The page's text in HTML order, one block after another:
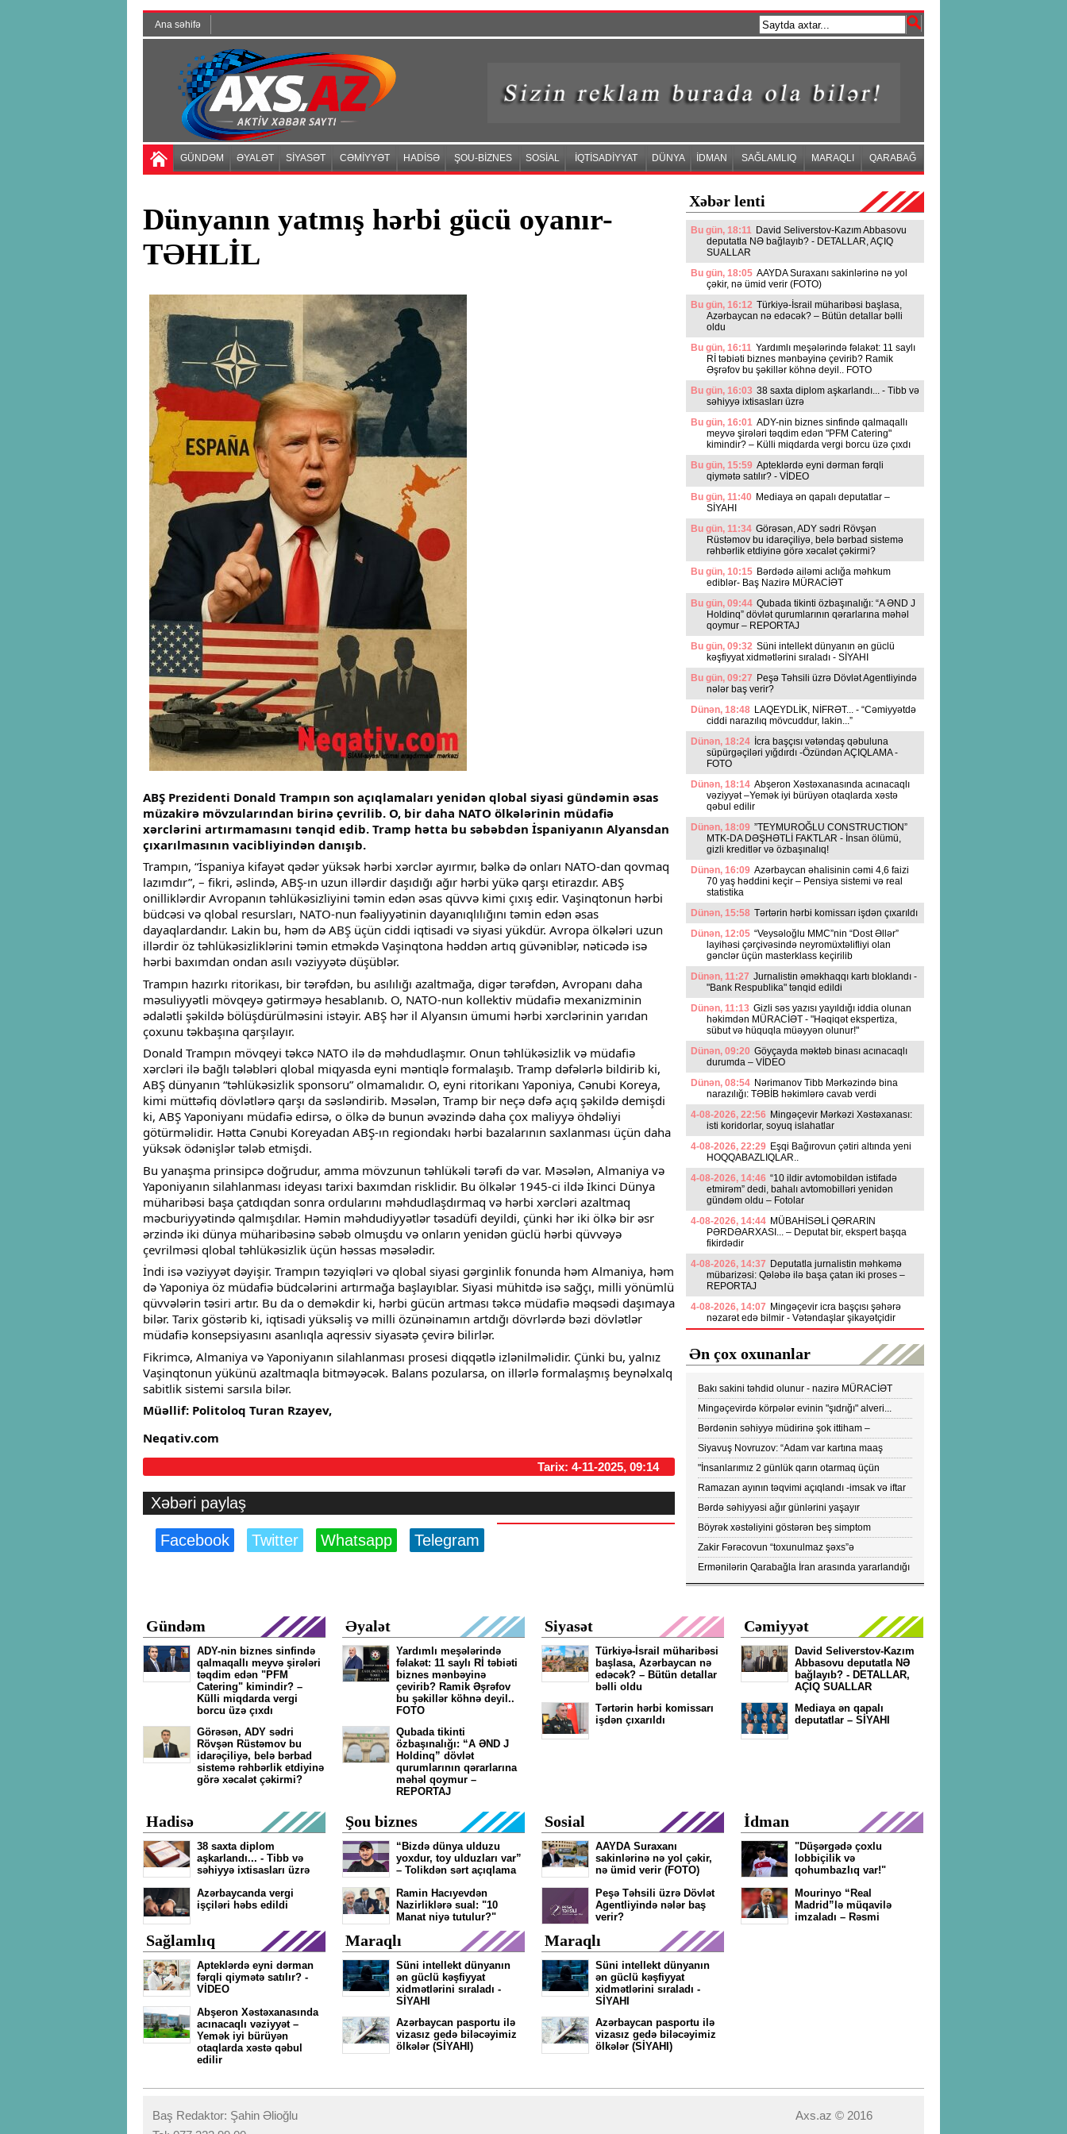
Ana səhifə
GÜNDƏM ƏYALƏT SİYASƏT CƏMİYYƏT HADİSƏ ŞOU-BİZNES SOSİAL İQTİSADİYYAT DÜNYA İDMAN SAĞLAMLIQ MARAQLI QARABAĞ
Dünyanın yatmış hərbi gücü oyanır-
TƏHLİL
ABŞ Prezidenti Donald Trampın son açıqlamaları yenidən qlobal siyasi gündəmin əsas
müzakirə mövzularından birinə çevrilib. O, bir daha NATO ölkələrinin müdafiə
xərclərini artırmamasını tənqid edib. Tramp hətta bu səbəbdən İspaniyanın Alyansdan
çıxarılmasının vacibliyindən danışıb.
Trampın, “İspaniya kifayət qədər yüksək hərbi xərclər ayırmır, bəlkə də onları NATO-dan qovmaq
lazımdır”, – fikri, əslində, ABŞ-ın uzun illərdir daşıdığı ağır hərbi yükə qarşı etirazdır. ABŞ
onilliklərdir Avropanın təhlükəsizliyini təmin edən əsas qüvvə kimi çıxış edir. Vaşinqtonun hərbi
büdcəsi və qlobal resursları, NATO-nun fəaliyyətinin dayanıqlılığını təmin edən əsas
dayaqlardandır. Lakin bu, həm də ABŞ üçün ciddi iqtisadi və siyasi yükdür. Avropa ölkələri uzun
illərdir öz təhlükəsizliklərini təmin etməkdə Vaşinqtona həddən artıq güvəniblər, nəticədə isə
hərbi baxımdan ondan asılı vəziyyətə düşüblər.
Trampın hazırkı ritorikası, bir tərəfdən, bu asılılığı azaltmağa, digər tərəfdən, Avropanı daha
məsuliyyətli mövqeyə gətirməyə hesablanıb. O, NATO-nun kollektiv müdafiə mexanizminin
ədalətli şəkildə bölüşdürülməsini istəyir. ABŞ hər il Alyansın ümumi hərbi xərclərinin yarıdan
çoxunu təkbaşına qarşılayır.
Donald Trampın mövqeyi təkcə NATO ilə də məhdudlaşmır. Onun təhlükəsizlik və müdafiə
xərcləri ilə bağlı tələbləri qlobal miqyasda eyni məntiqlə formalaşıb. Tramp dəfələrlə bildirib ki,
ABŞ dünyanın “təhlükəsizlik sponsoru” olmamalıdır. O, eyni ritorikanı Yaponiya, Cənubi Koreya,
kimi müttəfiq dövlətlərə qarşı da səsləndirib. Məsələn, Tramp bir neçə dəfə açıq şəkildə demişdi
ki, ABŞ Yaponiyanı müdafiə edirsə, o ölkə də bunun əvəzində daha çox maliyyə öhdəliyi
götürməlidir. Hətta Cənubi Koreyadan ABŞ-ın regiondakı hərbi bazalarının saxlanması üçün daha
yüksək ödənişlər tələb etmişdi.
Bu yanaşma prinsipcə doğrudur, amma mövzunun təhlükəli tərəfi də var. Məsələn, Almaniya və
Yaponiyanın silahlanması ideyası tarixi baxımdan risklidir. Bu ölkələr 1945-ci ildə İkinci Dünya
müharibəsi başa çatdıqdan sonra ordularını məhdudlaşdırmaq və hərbi xərcləri azaltmaq
məcburiyyətində qalmışdılar. Həmin məhdudiyyətlər təsadüfi deyildi, çünki hər iki ölkə bir əsr
ərzində iki dünya müharibəsinə səbəb olmuşdu və onların yenidən güclü hərbi qüvvəyə
çevrilməsi qlobal təhlükəsizlik üçün həssas məsələdir.
İndi isə vəziyyət dəyişir. Trampın təzyiqləri və qlobal siyasi gərginlik fonunda həm Almaniya, həm
də Yaponiya öz müdafiə büdcələrini artırmağa başlayıblar. Siyasi mühitdə isə sağçı, milli yönümlü
qüvvələrin təsiri artır. Bu da o deməkdir ki, hərbi gücün artması təkcə müdafiə məqsədi daşımaya
bilər. Tarix göstərib ki, iqtisadi yüksəliş və milli özünəinamın artdığı dövrlərdə bəzi dövlətlər
müdafiə konsepsiyasını asanlıqla aqressiv siyasətə çevirə bilirlər.
Fikrimcə, Almaniya və Yaponiyanın silahlanması prosesi diqqətlə izlənilməlidir. Çünki bu, yalnız
Vaşinqtonun yükünü azaltmaqla bitməyəcək. Balans pozularsa, on illərlə formalaşmış beynəlxalq
sabitlik sistemi sarsıla bilər.
Müəllif: Politoloq Turan Rzayev,
Neqativ.com
Tarix: 4-11-2025, 09:14
Xəbəri paylaş
Facebook Twitter Whatsapp Telegram
Xəbər lenti
Bu gün, 18:11 David Seliverstov-Kazım Abbasovu
deputatla NƏ bağlayıb? - DETALLAR, AÇIQ
SUALLAR
Bu gün, 18:05 AAYDA Suraxanı sakinlərinə nə yol
çəkir, nə ümid verir (FOTO)
Bu gün, 16:12 Türkiyə-İsrail müharibəsi başlasa,
Azərbaycan nə edəcək? – Bütün detallar bəlli
oldu
Bu gün, 16:11 Yardımlı meşələrində fəlakət: 11 saylı
Rİ təbiəti biznes mənbəyinə çevirib? Ramik
Əşrəfov bu şəkillər köhnə deyil.. FOTO
Bu gün, 16:03 38 saxta diplom aşkarlandı... - Tibb və
səhiyyə ixtisasları üzrə
Bu gün, 16:01 ADY-nin biznes sinfində qalmaqallı
meyvə şirələri təqdim edən "PFM Catering"
kimindir? – Külli miqdarda vergi borcu üzə çıxdı
Bu gün, 15:59 Apteklərdə eyni dərman fərqli
qiymətə satılır? - VİDEO
Bu gün, 11:40 Mediaya ən qapalı deputatlar –
SİYAHI
Bu gün, 11:34 Görəsən, ADY sədri Rövşən
Rüstəmov bu idarəçiliyə, belə bərbad sistemə
rəhbərlik etdiyinə görə xəcalət çəkirmi?
Bu gün, 10:15 Bərdədə ailəmi aclığa məhkum
ediblər- Baş Nazirə MÜRACİƏT
Bu gün, 09:44 Qubada tikinti özbaşınalığı: “A ƏND J
Holdinq” dövlət qurumlarının qərarlarına məhəl
qoymur – REPORTAJ
Bu gün, 09:32 Süni intellekt dünyanın ən güclü
kəşfiyyat xidmətlərini sıraladı - SİYAHI
Bu gün, 09:27 Peşə Təhsili üzrə Dövlət Agentliyində
nələr baş verir?
Dünən, 18:48 LAQEYDLİK, NİFRƏT... - “Cəmiyyətdə
ciddi narazılıq mövcuddur, lakin...”
Dünən, 18:24 İcra başçısı vətəndaş qəbuluna
süpürgəçiləri yığdırdı -Özündən AÇIQLAMA -
FOTO
Dünən, 18:14 Abşeron Xəstəxanasında acınacaqlı
vəziyyət –Yemək iyi bürüyən otaqlarda xəstə
qəbul edilir
Dünən, 18:09 ”TEYMUROĞLU CONSTRUCTION”
MTK-DA DƏŞHƏTLİ FAKTLAR - İnsan ölümü,
gizli kreditlər və özbaşınalıq!
Dünən, 16:09 Azərbaycan əhalisinin cəmi 4,6 faizi
70 yaş həddini keçir – Pensiya sistemi və real
statistika
Dünən, 15:58 Tərtərin hərbi komissarı işdən çıxarıldı
Dünən, 12:05 “Veysəloğlu MMC”nin “Dost Əllər”
layihəsi çərçivəsində neyromüxtəlifliyi olan
gənclər üçün masterklass keçirilib
Dünən, 11:27 Jurnalistin əməkhaqqı kartı bloklandı -
"Bank Respublika" tənqid edildi
Dünən, 11:13 Gizli səs yazısı yayıldığı iddia olunan
həkimdən MÜRACİƏT - "Həqiqət ekspertiza,
sübut və hüquqla müəyyən olunur!"
Dünən, 09:20 Göyçayda məktəb binası acınacaqlı
durumda – VİDEO
Dünən, 08:54 Nərimanov Tibb Mərkəzində bina
narazılığı: TƏBİB həkimlərə cavab verdi
4-08-2026, 22:56 Mingəçevir Mərkəzi Xəstəxanası:
isti koridorlar, soyuq islahatlar
4-08-2026, 22:29 Eşqi Bağırovun çətiri altında yeni
HOQQABAZLIQLAR..
4-08-2026, 14:46 “10 ildir avtomobildən istifadə
etmirəm” dedi, bahalı avtomobilləri yenidən
gündəm oldu – Fotolar
4-08-2026, 14:44 MÜBAHİSƏLİ QƏRARIN
PƏRDƏARXASI... – Deputat bir, ekspert başqa
fikirdədir
4-08-2026, 14:37 Deputatla jurnalistin məhkəmə
mübarizəsi: Qələbə ilə başa çatan iki proses –
REPORTAJ
4-08-2026, 14:07 Mingəçevir icra başçısı şəhərə
nəzarət edə bilmir - Vətəndaşlar şikayətçidir
Ən çox oxunanlar
Bakı sakini təhdid olunur - nazirə MÜRACİƏT
edildi
Mingəçevirdə körpələr evinin "şıdrığı" alveri...
VİDEO
Bərdənin səhiyyə müdirinə şok ittiham –
Koronavirusun yayılmasına səbəb olur-VİDEO
Siyavuş Novruzov: “Adam var kartına maaş
yüklənən kimi bankomatı qaçır ki, pulu çıxartsın”
"İnsanlarımız 2 günlük qarın otarmaq üçün
rayonlara axışırlar" - Fazil Mustafa
Ramazan ayının təqvimi açıqlandı -imsak və iftar
vaxtları
Bərdə səhiyyəsi ağır günlərini yaşayır
Böyrək xəstəliyini göstərən beş simptom
açıqlandı: DİQQƏTLƏ OXUYUN!
Zakir Fərəcovun “toxunulmaz şəxs”ə
çevrilməsinin kökündə nələr durub?- ŞOK
FAKTLAR/FOTOLAR
Ermənilərin Qarabağla İran arasında yararlandığı
Gündəm
ADY-nin biznes sinfində
qalmaqallı meyvə şirələri
təqdim edən "PFM
Catering" kimindir? –
Külli miqdarda vergi
borcu üzə çıxdı
Görəsən, ADY sədri
Rövşən Rüstəmov bu
idarəçiliyə, belə bərbad
sistemə rəhbərlik etdiyinə
görə xəcalət çəkirmi?
Əyalət
Yardımlı meşələrində
fəlakət: 11 saylı Rİ təbiəti
biznes mənbəyinə
çevirib? Ramik Əşrəfov
bu şəkillər köhnə deyil..
FOTO
Qubada tikinti
özbaşınalığı: “A ƏND J
Holdinq” dövlət
qurumlarının qərarlarına
məhəl qoymur –
REPORTAJ
Siyasət
Türkiyə-İsrail müharibəsi
başlasa, Azərbaycan nə
edəcək? – Bütün detallar
bəlli oldu
Tərtərin hərbi komissarı
işdən çıxarıldı
Cəmiyyət
David Seliverstov-Kazım
Abbasovu deputatla NƏ
bağlayıb? - DETALLAR,
AÇIQ SUALLAR
Mediaya ən qapalı
deputatlar – SİYAHI
Hadisə
38 saxta diplom
aşkarlandı... - Tibb və
səhiyyə ixtisasları üzrə
Azərbaycanda vergi
işçiləri həbs edildi
Şou biznes
“Bizdə dünya ulduzu
yoxdur, toy ulduzları var”
– Tolikdən sərt açıqlama
Ramin Hacıyevdən
Nazirliklərə sual: "10
Manat niyə tutulur?"
Sosial
AAYDA Suraxanı
sakinlərinə nə yol çəkir,
nə ümid verir (FOTO)
Peşə Təhsili üzrə Dövlət
Agentliyində nələr baş
verir?
İdman
"Düşərgədə çoxlu
lobbiçilik və
qohumbazlıq var!"
Mourinyo “Real
Madrid”lə müqavilə
imzaladı – Rəsmi
Sağlamlıq
Apteklərdə eyni dərman
fərqli qiymətə satılır? -
VİDEO
Abşeron Xəstəxanasında
acınacaqlı vəziyyət –
Yemək iyi bürüyən
otaqlarda xəstə qəbul
edilir
Maraqlı
Süni intellekt dünyanın
ən güclü kəşfiyyat
xidmətlərini sıraladı -
SİYAHI
Azərbaycan pasportu ilə
vizasız gedə biləcəyimiz
ölkələr (SİYAHI)
Maraqlı
Süni intellekt dünyanın
ən güclü kəşfiyyat
xidmətlərini sıraladı -
SİYAHI
Azərbaycan pasportu ilə
vizasız gedə biləcəyimiz
ölkələr (SİYAHI)
Baş Redaktor: Şahin Əlioğlu
Axs.az © 2016